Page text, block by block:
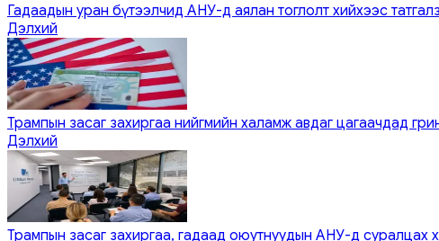
Гадаадын уран бүтээлчид АНУ-д аялан тоглолт хийхээс
Дэлхий
Трампын засаг захиргаа нийгмийн халамж авдаг цагаачдад
Дэлхий
Трампын засаг захиргаа, гадаад оюутнуудын АНУ-д суралцах